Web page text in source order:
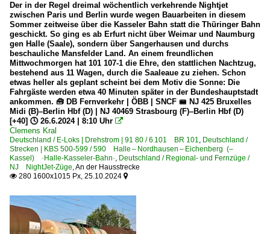
Der in der Regel dreimal wöchentlich verkehrende Nightjet
zwischen Paris und Berlin wurde wegen Bauarbeiten in diesem
Sommer zeitweise über die Kasseler Bahn statt die Thüringer Bahn
geschickt. So ging es ab Erfurt nicht über Weimar und Naumburg
gen Halle (Saale), sondern über Sangerhausen und durchs
beschauliche Mansfelder Land. An einem freundlichen
Mittwochmorgen hat 101 107-1 die Ehre, den stattlichen Nachtzug,
bestehend aus 11 Wagen, durch die Saaleaue zu ziehen. Schon
etwas heller als geplant scheint bei dem Motiv die Sonne: Die
Fahrgäste werden etwa 40 Minuten später in der Bundeshauptstadt
ankommen. 🧰 DB Fernverkehr | ÖBB | SNCF 🚝 NJ 425 Bruxelles
Midi (B)–Berlin Hbf (D) | NJ 40469 Strasbourg (F)–Berlin Hbf (D)
[+40] 🕓 26.6.2024 | 8:10 Uhr 
Clemens Kral
Deutschland / E-Loks | Drehstrom | 91 80 / 6 101 BR 101, Deutschland /
Strecken | KBS 500-599 / 590 Halle – Nordhausen – Eichenberg (–
Kassel) ·Halle-Kasseler-Bahn·, Deutschland / Regional- und Fernzüge /
NJ NightJet-Züge,An der Hausstrecke
 280 1600x1015 Px, 25.10.2024 